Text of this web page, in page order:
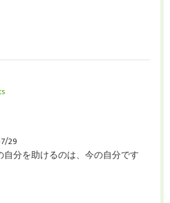
29
自分を助けるのは、今の自分です